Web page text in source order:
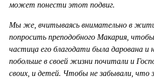
может понести этот подвиг.
Мы же, вчитываясь внимательно в
попросить преподобного Макария,
частица его благодати была дарована
побольше в своей жизни почитали и
своих, и детей. Чтобы не забывали, что